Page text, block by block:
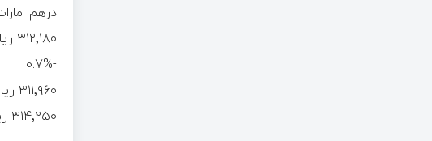
درهم
۳۱۲٬۱۸۰ ریال
-0.7%
۳۱۱٬۹۶۰ ریال
۳۱۴٬۲۵۰ ریال